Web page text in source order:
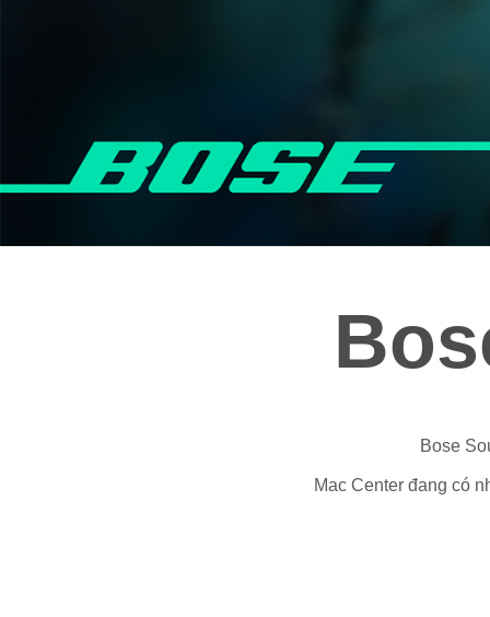
Bose
Mac Center đang có